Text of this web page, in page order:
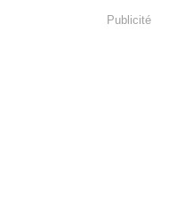
Publicité